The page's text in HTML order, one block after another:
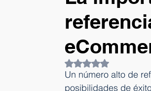
Obtuvo NaN de 5
Un número alto de
posibilidades de